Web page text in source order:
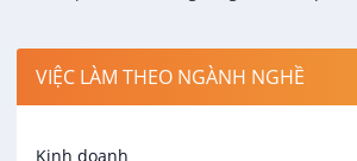
VIỆC LÀM THEO NGÀNH NGHỀ
Kinh doanh